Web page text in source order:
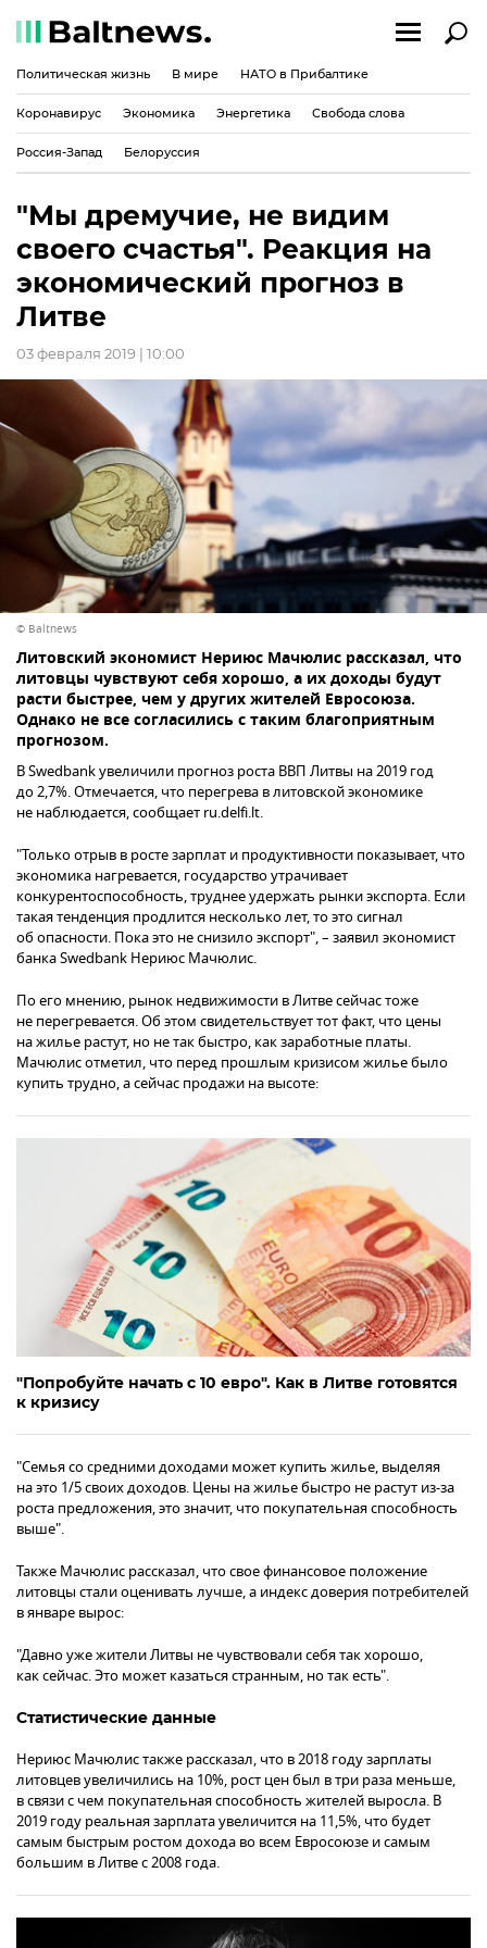
Политическая жизнь В мире НАТО в Прибалтике
Коронавирус Экономика Энергетика Свобода слова
Россия-Запад Белоруссия
"Мы дремучие, не видим
своего счастья". Реакция на
экономический прогноз в
Литве
03 февраля 2019 | 10:00
© Baltnews
Литовский экономист Нериюс Мачюлис рассказал, что
литовцы чувствуют себя хорошо, а их доходы будут
расти быстрее, чем у других жителей Евросоюза.
Однако не все согласились с таким благоприятным
прогнозом.
В Swedbank увеличили прогноз роста ВВП Литвы на 2019 год
до 2,7%. Отмечается, что перегрева в литовской экономике
не наблюдается, сообщает ru.delfi.lt.
"Только отрыв в росте зарплат и продуктивности показывает, что
экономика нагревается, государство утрачивает
конкурентоспособность, труднее удержать рынки экспорта. Если
такая тенденция продлится несколько лет, то это сигнал
об опасности. Пока это не снизило экспорт", – заявил экономист
банка Swedbank Нериюс Мачюлис.
По его мнению, рынок недвижимости в Литве сейчас тоже
не перегревается. Об этом свидетельствует тот факт, что цены
на жилье растут, но не так быстро, как заработные платы.
Мачюлис отметил, что перед прошлым кризисом жилье было
купить трудно, а сейчас продажи на высоте:
"Попробуйте начать с 10 евро". Как в Литве готовятся
к кризису
"Семья со средними доходами может купить жилье, выделяя
на это 1/5 своих доходов. Цены на жилье быстро не растут из-за
роста предложения, это значит, что покупательная способность
выше".
Также Мачюлис рассказал, что свое финансовое положение
литовцы стали оценивать лучше, а индекс доверия потребителей
в январе вырос:
"Давно уже жители Литвы не чувствовали себя так хорошо,
как сейчас. Это может казаться странным, но так есть".
Статистические данные
Нериюс Мачюлис также рассказал, что в 2018 году зарплаты
литовцев увеличились на 10%, рост цен был в три раза меньше,
в связи с чем покупательная способность жителей выросла. В
2019 году реальная зарплата увеличится на 11,5%, что будет
самым быстрым ростом дохода во всем Евросоюзе и самым
большим в Литве с 2008 года.